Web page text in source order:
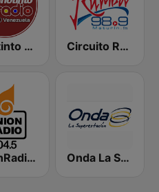
Vinotinto Radio Venezuela Circuito Rumba - Maturín
UnionRadio 104.5 Onda La Superestación